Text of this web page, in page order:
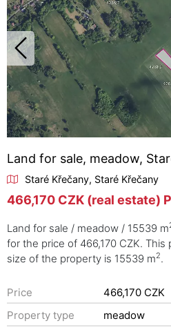
Land for sale, meadow,
Staré Křečany, Staré Křečany
466,170 CZK (real estate)
Land for sale / meadow / 15539 m
for the price of 466,170 CZK. This
size of the property is 15539 m2.
Price
466,170 CZK
Property type
meadow